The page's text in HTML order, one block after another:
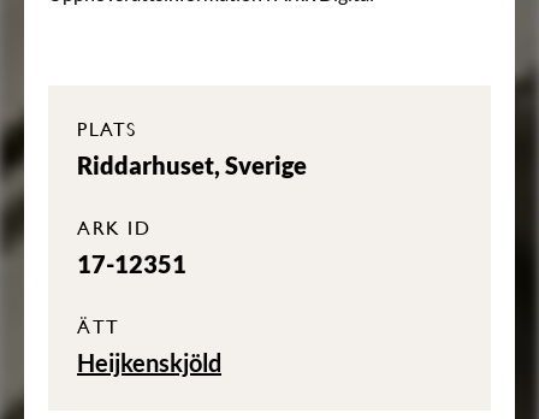
PLATS
Riddarhuset, Sverige
ARK ID
17-12351
ÄTT
Heijkenskjöld